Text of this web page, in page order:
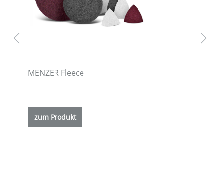
MENZER Fleece
zum Produkt